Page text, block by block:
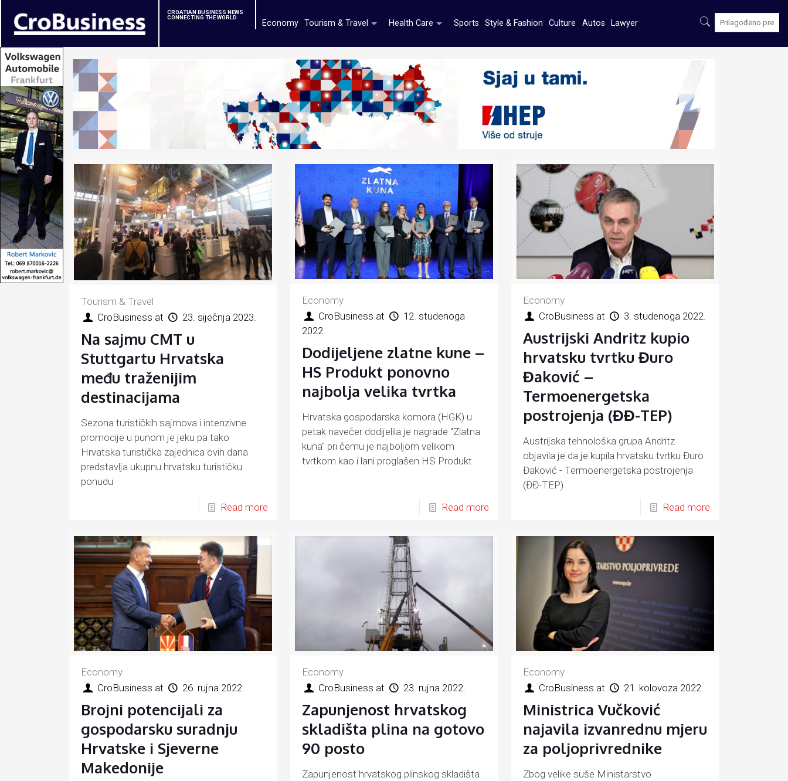
CROATIAN BUSINESS NEWS
CONNECTING THE WORLD
Economy Tourism & Travel Health Care Sports Style & Fashion Culture Autos Lawyer
Tourism & Travel
CroBusiness at 23. siječnja 2023.
Na sajmu CMT u
Stuttgartu Hrvatska
među traženijim
destinacijama
Sezona turističkih sajmova i intenzivne
promocije u punom je jeku pa tako
Hrvatska turistička zajednica ovih dana
predstavlja ukupnu hrvatsku turističku
ponudu
Read more
Economy
CroBusiness at
12. studenoga
2022.
Dodijeljene zlatne kune –
HS Produkt ponovno
najbolja velika tvrtka
Hrvatska gospodarska komora (HGK) u
petak navečer dodijelila je nagrade "Zlatna
kuna" pri čemu je najboljom velikom
tvrtkom kao i lani proglašen HS Produkt
Read more
Economy
CroBusiness at 3. studenoga 2022.
Austrijski Andritz kupio
hrvatsku tvrtku Đuro
Đaković –
Termoenergetska
postrojenja (ĐĐ-TEP)
Austrijska tehnološka grupa Andritz
objavila je da je kupila hrvatsku tvrtku Đuro
Đaković - Termoenergetska postrojenja
(ĐĐ-TEP)
Read more
Economy
CroBusiness at 26. rujna 2022.
Brojni potencijali za
gospodarsku suradnju
Hrvatske i Sjeverne
Makedonije
Economy
CroBusiness at 23. rujna 2022.
Zapunjenost hrvatskog
skladišta plina na gotovo
90 posto
Zapunjenost hrvatskog plinskog skladišta
Economy
CroBusiness at 21. kolovoza 2022.
Ministrica Vučković
najavila izvanrednu mjeru
za poljoprivrednike
Zbog velike suše Ministarstvo